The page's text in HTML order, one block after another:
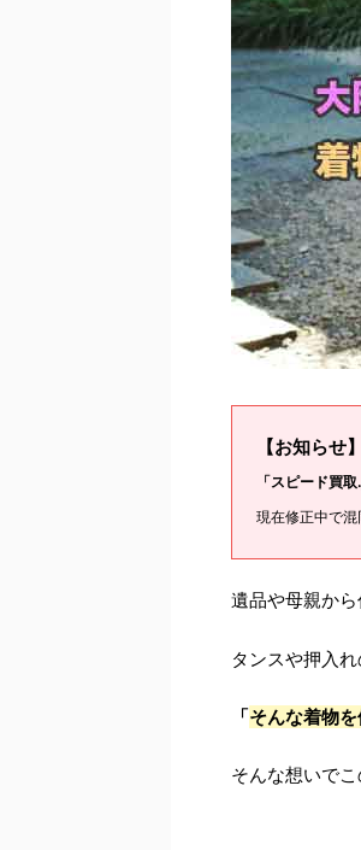
【お知らせ】
「スピード買
現在修正中で混
遺品や母親か
タンスや押入
「そんな着物
そんな想いで